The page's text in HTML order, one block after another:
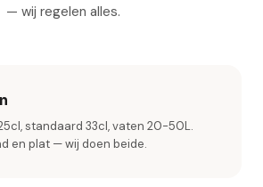
— wij regelen alles.
standaard 33cl, vaten 20-50L.
en plat — wij doen beide.